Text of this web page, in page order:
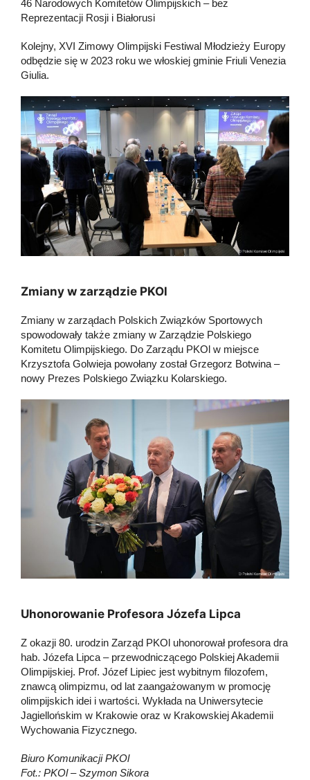
46 Narodowych Komitetów Olimpijskich – bez
Reprezentacji Rosji i Białorusi
Kolejny, XVI Zimowy Olimpijski Festiwal Młodzieży Europy
odbędzie się w 2023 roku we włoskiej gminie Friuli Venezia
Giulia.
Zmiany w zarządzie PKOl
Zmiany w zarządach Polskich Związków Sportowych
spowodowały także zmiany w Zarządzie Polskiego
Komitetu Olimpijskiego. Do Zarządu PKOl w miejsce
Krzysztofa Golwieja powołany został Grzegorz Botwina –
nowy Prezes Polskiego Związku Kolarskiego.
Uhonorowanie Profesora Józefa Lipca
Z okazji 80. urodzin Zarząd PKOl uhonorował profesora dra
hab. Józefa Lipca – przewodniczącego Polskiej Akademii
Olimpijskiej. Prof. Józef Lipiec jest wybitnym filozofem,
znawcą olimpizmu, od lat zaangażowanym w promocję
olimpijskich idei i wartości. Wykłada na Uniwersytecie
Jagiellońskim w Krakowie oraz w Krakowskiej Akademii
Wychowania Fizycznego.
Biuro Komunikacji PKOl
Fot.: PKOl – Szymon Sikora